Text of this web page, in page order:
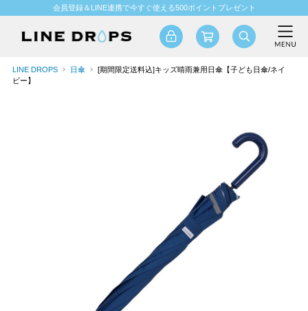
会員登録＆LINE連携で今すぐ使える500ポイントプレゼント
LINE DROPS 日傘
[期間限定送料込]キッズ晴雨兼用日傘【子ども日傘/ネイ
ビー】